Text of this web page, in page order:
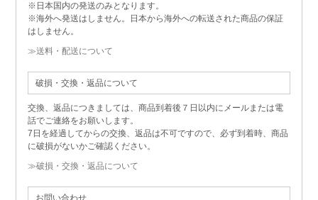
※日本国内の発送のみとなります。
※海外へ発送はしません。日本から海外への転送された商品の保証
はしません。
≫送料・配送について
破損・交換・返品について
交換、返品につきましては、商品到着後７日以内にメールまたは電
話でご連絡をお願いします。
7日を経過してからの交換、返品は不可ですので、必ず到着時、商品
に破損がないかご確認ください。
≫破損・交換・返品について